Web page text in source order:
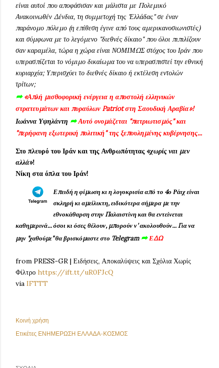
είναι αυτοί που αποφάσισαν και μάλιστα με Πολεμικό
Ανακοινωθέν Δένδια, τη συμμετοχή της 'Ελλάδας" σε έναν
παράνομο πόλεμο (η επίθεση έγινε από τους αμερικανοσιωνιστές)
και σύμφωνα με το λεγόμενο "διεθνές δίκαιο" που όλοι πιπιλίζουν
σαν καραμέλα, τώρα η χώρα είναι ΝΟΜΙΜΩΣ στόχος του Ιράν που
υπερασπίζεται το νόμιμο δικαίωμα του να υπερασπιστεί την εθνική
κυριαρχία; Υπερισχύει το διεθνές δίκαιο ή εκτέλεση εντολών
τρίτων;
➦ «Απλή μισθοφορική ενέργεια η αποστολή ελληνικών
στρατευμάτων και πυραύλων Patriot στη Σαουδική Αραβία»!
Ιωάννα Υψηλάντη ➦ Αυτό ονομάζεται "πατριωτισμός" και
"περήφανη εξωτερική πολιτική" της ξεπουλημένης κυβέρνησης...
Στο πλευρό του Ιράν και της Ανθρωπότητας «χωρίς ναι μεν
αλλά»!
Νίκη στα όπλα του Ιράν!
Επειδή η φίμωση κι η λογοκρισία από το 4ο Ράιχ είναι
σκληρή κι αμείλικτη, ειδικότερα σήμερα με την
εθνοκάθαρση στην Παλαιστίνη και θα εντείνεται
καθημερινά... όσοι κι όσες θέλουν, μπορούν ν' ακολουθούν...Για να
μην "χαθούμε" θα βρισκόμαστε στο Telegram➦ ΕΔΩ
from PRESS-GR | Ειδήσεις, Αποκαλύψεις και Σχόλια Χωρίς
Φίλτρο https://ift.tt/uR0FJcQ
via IFTTT
Κοινή χρήση
Ετικέτες ΕΝΗΜΕΡΩΣΗ ΕΛΛΑΔΑ-ΚΟΣΜΟΣ